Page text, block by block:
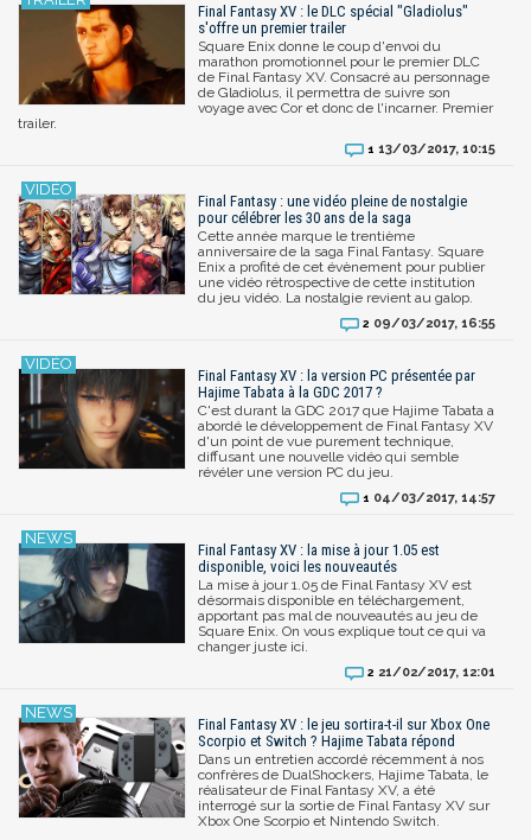
Final Fantasy XV : le DLC spécial "Gladiolus"
s'offre un premier trailer
Square Enix donne le coup d'envoi du
marathon promotionnel pour le premier DLC
de Final Fantasy XV. Consacré au personnage
de Gladiolus, il permettra de suivre son
voyage avec Cor et donc de l'incarner. Premier
trailer.
1 13/03/2017, 10:15
Final Fantasy : une vidéo pleine de nostalgie
pour célébrer les 30 ans de la saga
Cette année marque le trentième
anniversaire de la saga Final Fantasy. Square
Enix a profité de cet évènement pour publier
une vidéo rétrospective de cette institution
du jeu vidéo. La nostalgie revient au galop.
2 09/03/2017, 16:55
Final Fantasy XV : la version PC présentée par
Hajime Tabata à la GDC 2017 ?
C'est durant la GDC 2017 que Hajime Tabata a
abordé le développement de Final Fantasy XV
d'un point de vue purement technique,
diffusant une nouvelle vidéo qui semble
révéler une version PC du jeu.
1 04/03/2017, 14:57
Final Fantasy XV : la mise à jour 1.05 est
disponible, voici les nouveautés
La mise à jour 1.05 de Final Fantasy XV est
désormais disponible en téléchargement,
apportant pas mal de nouveautés au jeu de
Square Enix. On vous explique tout ce qui va
changer juste ici.
2 21/02/2017, 12:01
Final Fantasy XV : le jeu sortira-t-il sur Xbox One
Scorpio et Switch ? Hajime Tabata répond
Dans un entretien accordé récemment à nos
confrères de DualShockers, Hajime Tabata, le
réalisateur de Final Fantasy XV, a été
interrogé sur la sortie de Final Fantasy XV sur
Xbox One Scorpio et Nintendo Switch.